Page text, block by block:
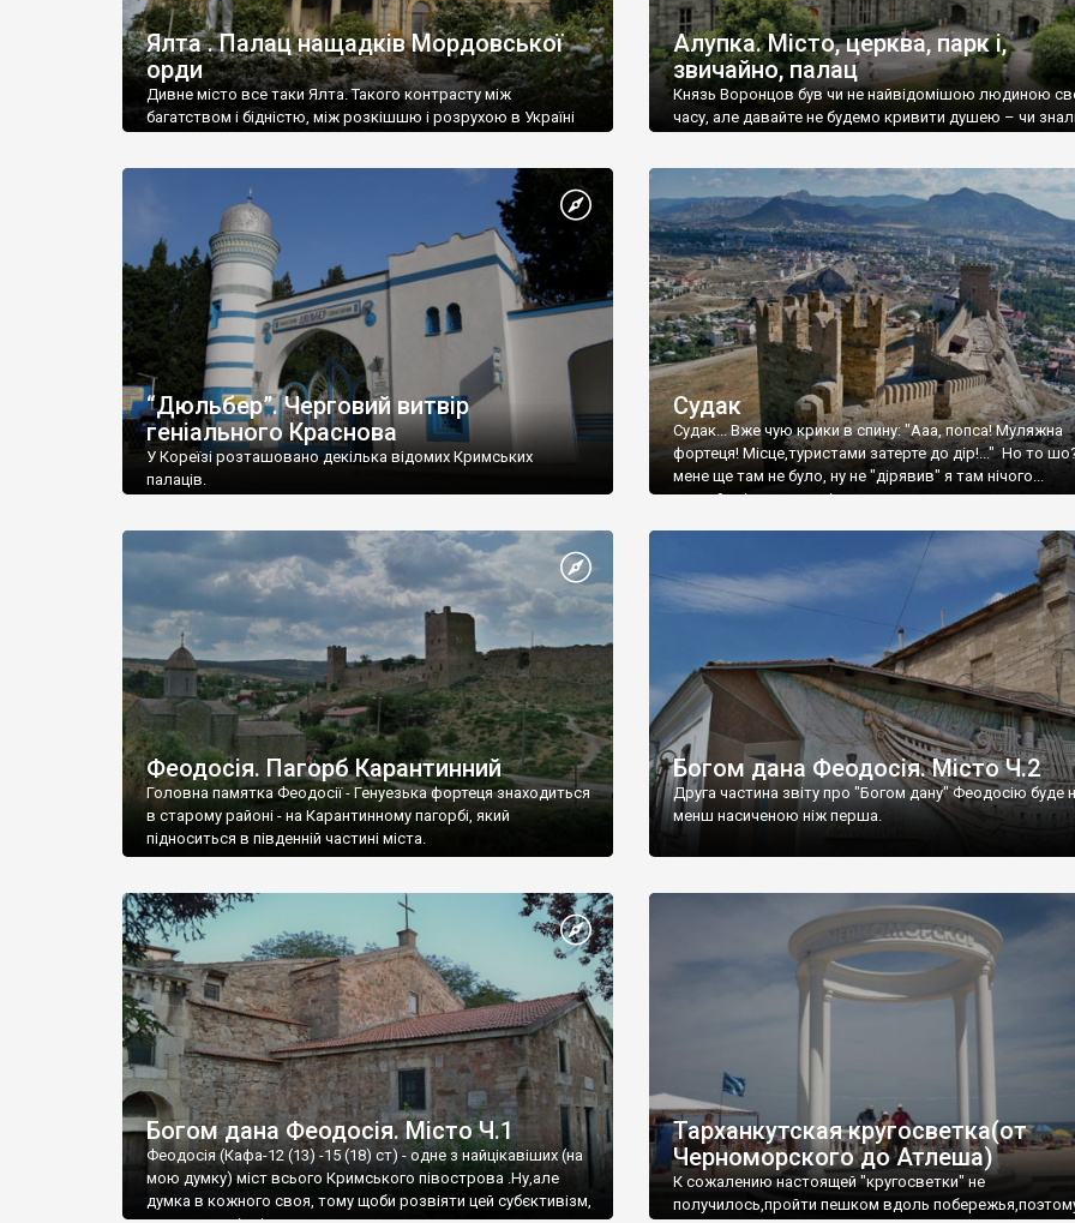
Ялта . Палац нащадків Мордовської
орди
Дивне місто все таки Ялта. Такого контрасту між
багатством і бідністю, між розкішшю і розрухою в Україні
Алупка. Місто, церква, парк і,
звичайно, палац
Князь Воронцов був чи не найвідомішою людиною
часу, але давайте не будемо кривити душею – чи
“Дюльбер”. Черговий витвір
геніального Краснова
У Кореїзі розташовано декілька відомих Кримських
палаців.
Судак
Судак... Вже чую крики в спину: "Ааа, попса! Муляжна
фортеця! Місце,туристами затерте до дір!..." Но то
мене ще там не було, ну не "дірявив" я там нічого...
принаймні до цього літа.
Феодосія. Пагорб Карантинний
Головна памятка Феодосії - Генуезька фортеця знаходиться
в старому районі - на Карантинному пагорбі, який
підноситься в південній частині міста.
Богом дана Феодосія. Місто Ч.2
Друга частина звіту про "Богом дану" Феодосію буде
менш насиченою ніж перша.
Богом дана Феодосія. Місто Ч.1
Феодосія (Кафа-12 (13) -15 (18) ст) - одне з найцікавіших (на
мою думку) міст всього Кримського півострова .Ну,але
думка в кожного своя, тому щоби розвіяти цей субєктивізм,
Тарханкутская кругосветка(от
Черноморского до Атлеша)
К сожалению настоящей "кругосветки" не
получилось,пройти пешком вдоль